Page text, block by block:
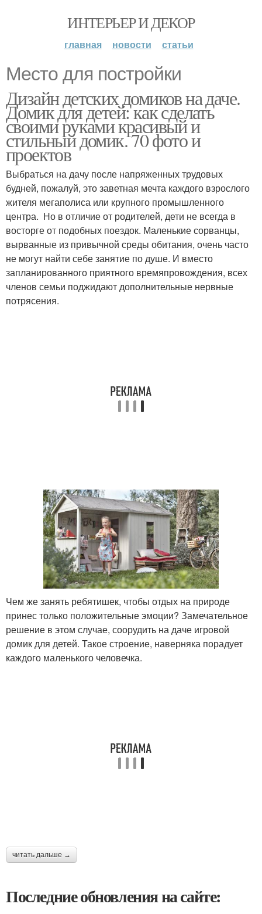
ИНТЕРЬЕР И ДЕКОР
главная новости статьи
Место для постройки
Дизайн детских домиков на даче.
Домик для детей: как сделать
своими руками красивый и
стильный домик. 70 фото и
проектов
Выбраться на дачу после напряженных трудовых
будней, пожалуй, это заветная мечта каждого взрослого
жителя мегаполиса или крупного промышленного
центра. Но в отличие от родителей, дети не всегда в
восторге от подобных поездок. Маленькие сорванцы,
вырванные из привычной среды обитания, очень часто
не могут найти себе занятие по душе. И вместо
запланированного приятного времяпровождения, всех
членов семьи поджидают дополнительные нервные
потрясения.
Чем же занять ребятишек, чтобы отдых на природе
принес только положительные эмоции? Замечательное
решение в этом случае, соорудить на даче игровой
домик для детей. Такое строение, наверняка порадует
каждого маленького человечка.
читать дальше →
Последние обновления на сайте: